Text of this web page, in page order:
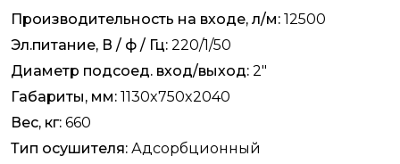
Производительность на входе, л/м: 12500
Эл.питание, В / ф / Гц: 220/1/50
Диаметр подсоед. вход/выход: 2"
Габариты, мм: 1130x750x2040
Вес, кг: 660
Тип осушителя: Адсорбционный